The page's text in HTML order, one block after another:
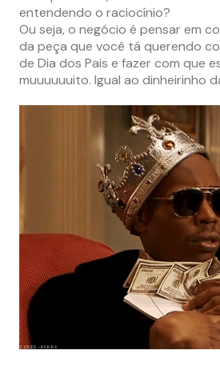
entendendo o raciocínio?
Ou seja, o negócio é pensar em
da peça que você tá querendo
de Dia dos Pais e fazer com que
muuuuuuito. Igual ao dinheirinho